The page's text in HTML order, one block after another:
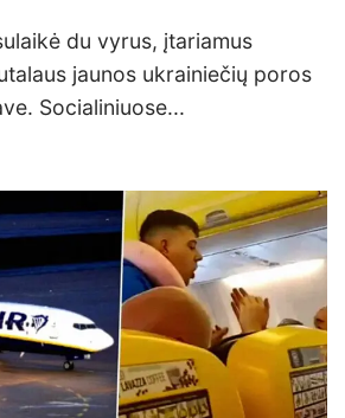
du vyrus, įtariamus
jaunos ukrainiečių poros
Socialiniuose...